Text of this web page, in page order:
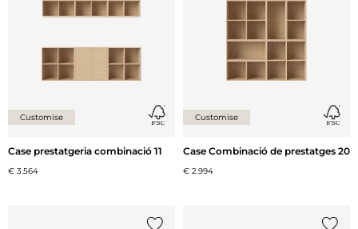
Customise
Case prestatgeria combinació 11
€ 3.564
Customise
Case Combinació de prestatges 20
€ 2.994